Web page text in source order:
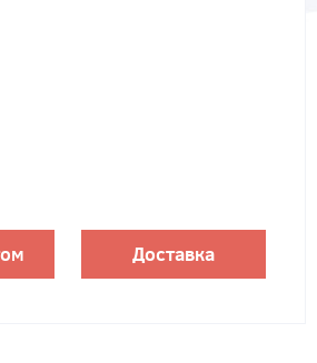
Доставка